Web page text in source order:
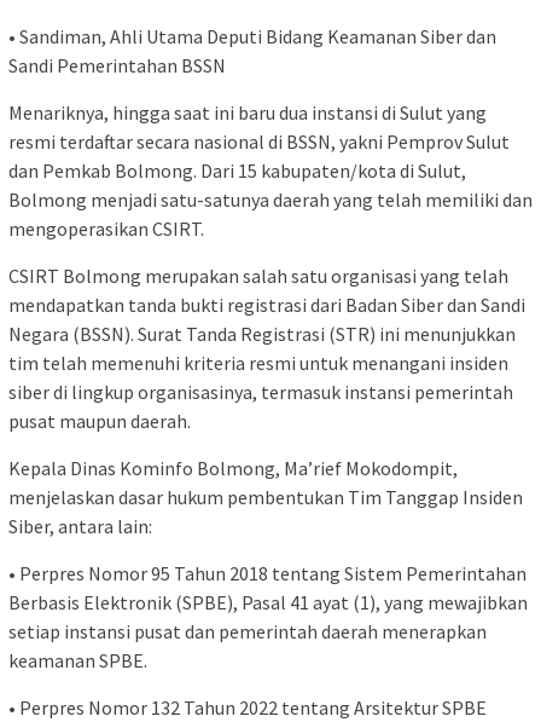
• Sandiman, Ahli Utama Deputi Bidang Keamanan Siber dan
Sandi Pemerintahan BSSN
Menariknya, hingga saat ini baru dua instansi di Sulut yang
resmi terdaftar secara nasional di BSSN, yakni Pemprov Sulut
dan Pemkab Bolmong. Dari 15 kabupaten/kota di Sulut,
Bolmong menjadi satu-satunya daerah yang telah memiliki dan
mengoperasikan CSIRT.
CSIRT Bolmong merupakan salah satu organisasi yang telah
mendapatkan tanda bukti registrasi dari Badan Siber dan Sandi
Negara (BSSN). Surat Tanda Registrasi (STR) ini menunjukkan
tim telah memenuhi kriteria resmi untuk menangani insiden
siber di lingkup organisasinya, termasuk instansi pemerintah
pusat maupun daerah.
Kepala Dinas Kominfo Bolmong, Ma’rief Mokodompit,
menjelaskan dasar hukum pembentukan Tim Tanggap Insiden
Siber, antara lain:
• Perpres Nomor 95 Tahun 2018 tentang Sistem Pemerintahan
Berbasis Elektronik (SPBE), Pasal 41 ayat (1), yang mewajibkan
setiap instansi pusat dan pemerintah daerah menerapkan
keamanan SPBE.
• Perpres Nomor 132 Tahun 2022 tentang Arsitektur SPBE